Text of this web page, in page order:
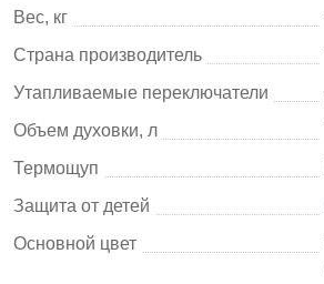
Вес, кг
Страна производитель
Утапливаемые переключатели
Объем духовки, л
Термощуп
Защита от детей
Основной цвет